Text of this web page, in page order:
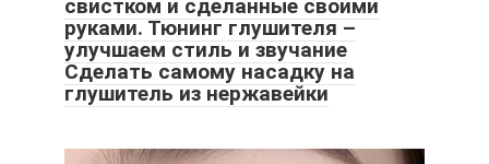
свистком и сделанные своими
руками. Тюнинг глушителя –
улучшаем стиль и звучание
Сделать самому насадку на
глушитель из нержавейки